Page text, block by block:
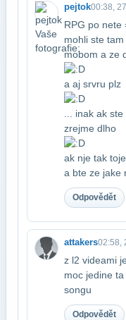
pejtok00:38,
RPG po nete
mohli ste
mobom a ze
a aj srvru plz​
... inak ak
zrejme dlho
ak nje tak
a bte ze jake
Odpovědět
attakers02:58,
z l2 videami
moc jedine
songu
Odpovědět